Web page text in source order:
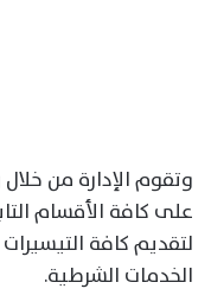
وتقوم الإدارة من خلال
على كافة الأقسام
لتقديم كافة
الخدمات الشرطية.